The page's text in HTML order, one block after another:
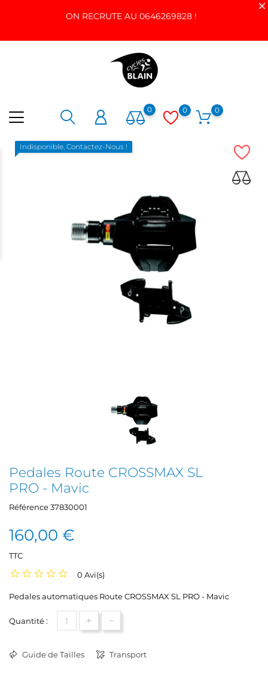
ON RECRUTE AU 0646269828 !
0 0 0
Indisponible, Contactez-Nous !
Pedales Route CROSSMAX SL
PRO - Mavic
Référence37830001
160,00 €
TTC
0 Avi(s)
Pedales automatiques Route CROSSMAX SL PRO - Mavic
Quantité : + -
Guide de Tailles Transport